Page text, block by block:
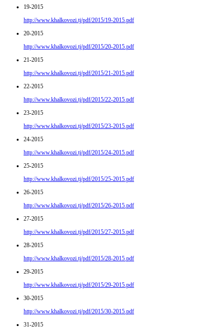
19-2015
http://www.khalkovozi.tj/pdf/2015/19-2015.pdf
20-2015
http://www.khalkovozi.tj/pdf/2015/20-2015.pdf
21-2015
http://www.khalkovozi.tj/pdf/2015/21-2015.pdf
22-2015
http://www.khalkovozi.tj/pdf/2015/22-2015.pdf
23-2015
http://www.khalkovozi.tj/pdf/2015/23-2015.pdf
24-2015
http://www.khalkovozi.tj/pdf/2015/24-2015.pdf
25-2015
http://www.khalkovozi.tj/pdf/2015/25-2015.pdf
26-2015
http://www.khalkovozi.tj/pdf/2015/26-2015.pdf
27-2015
http://www.khalkovozi.tj/pdf/2015/27-2015.pdf
28-2015
http://www.khalkovozi.tj/pdf/2015/28-2015.pdf
29-2015
http://www.khalkovozi.tj/pdf/2015/29-2015.pdf
30-2015
http://www.khalkovozi.tj/pdf/2015/30-2015.pdf
31-2015